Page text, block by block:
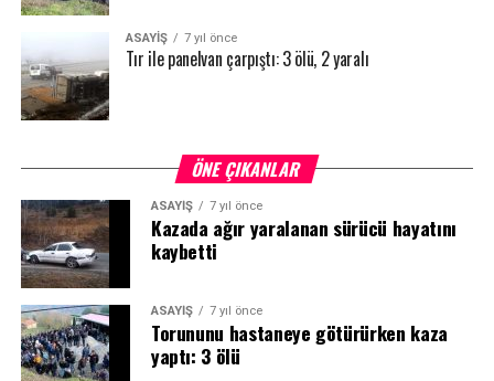
ASAYİŞ 7 yıl önce
Tır ile panelvan çarpıştı: 3 ölü, 2 yaralı
ÖNE ÇIKANLAR
ASAYİŞ 7 yıl önce
Kazada ağır yaralanan sürücü hayatını
kaybetti
ASAYİŞ 7 yıl önce
Torununu hastaneye götürürken kaza
yaptı: 3 ölü